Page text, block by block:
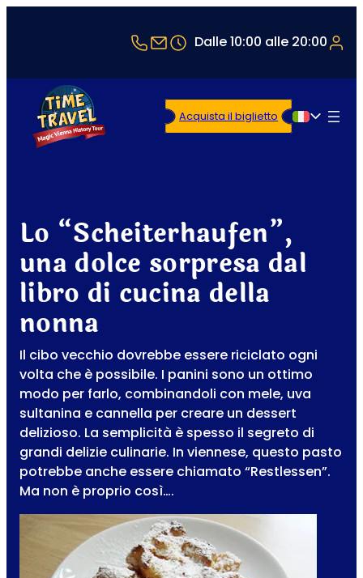
+43 1 5321514
office@timetravel-vienna.at
Dalle 10:00 alle 20:00
Italiano
Acquista il biglietto
Lo “Scheiterhaufen”,
una dolce sorpresa dal
libro di cucina della
nonna
Il cibo vecchio dovrebbe essere riciclato ogni
volta che è possibile. I panini sono un ottimo
modo per farlo, combinandoli con mele, uva
sultanina e cannella per creare un dessert
delizioso. La semplicità è spesso il segreto di
grandi delizie culinarie. In viennese, questo pasto
potrebbe anche essere chiamato “Restlessen”.
Ma non è proprio così….